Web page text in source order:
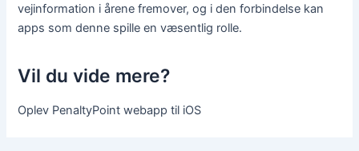
vejinformation i årene fremover, og i den forbindelse kan
apps som denne spille en væsentlig rolle.
Vil du vide mere?
Oplev PenaltyPoint webapp til iOS